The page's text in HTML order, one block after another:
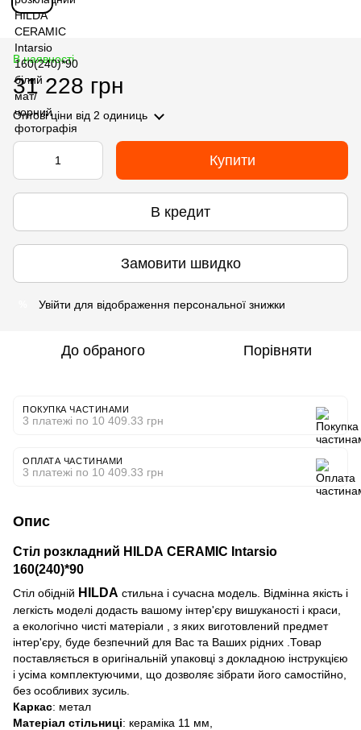
В наявності
31 228 грн
Оптові ціни від 2 одиниць
Купити
В кредит
Замовити швидко
Увійти для відображення персональної знижки
До обраного Порівняти
ПОКУПКА ЧАСТИНАМИ
3 платежі по 10 409.33 грн
ОПЛАТА ЧАСТИНАМИ
3 платежі по 10 409.33 грн
Опис
Стіл розкладний HILDA CERAMIC Intarsio
160(240)*90
Стіл обідній HILDA стильна і сучасна модель. Відмінна якість і
легкість моделі додасть вашому інтер'єру вишуканості і краси,
а екологічно чисті матеріали , з яких виготовлений предмет
інтер'єру, буде безпечний для Вас та Ваших рідних .Товар
поставляється в оригінальній упаковці з докладною інструкцією
і усіма комплектуючими, що дозволяє зібрати його самостійно,
без особливих зусиль.
Каркас: метал
Матеріал стільниці: кераміка 11 мм,